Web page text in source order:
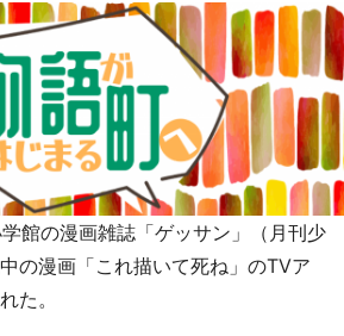
館の漫画雑誌「ゲッサン」（月刊少
の漫画「これ描いて死ね」のTVア
た。